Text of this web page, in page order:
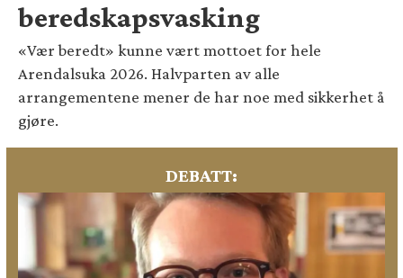
beredskapsvasking
«Vær beredt» kunne vært mottoet for hele
Arendalsuka 2026. Halvparten av alle
arrangementene mener de har noe med sikkerhet å
gjøre.
DEBATT: